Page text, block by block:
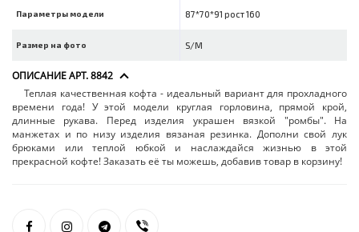
Параметры модели 87*70*91 рост 160
Размер на фото S/M
ОПИСАНИЕ АРТ. 8842
Теплая качественная кофта - идеальный вариант для прохладного
времени года! У этой модели круглая горловина, прямой крой,
длинные рукава. Перед изделия украшен вязкой "ромбы". На
манжетах и по низу изделия вязаная резинка. Дополни свой лук
брюками или теплой юбкой и наслаждайся жизнью в этой
прекрасной кофте! Заказать её ты можешь, добавив товар в корзину!